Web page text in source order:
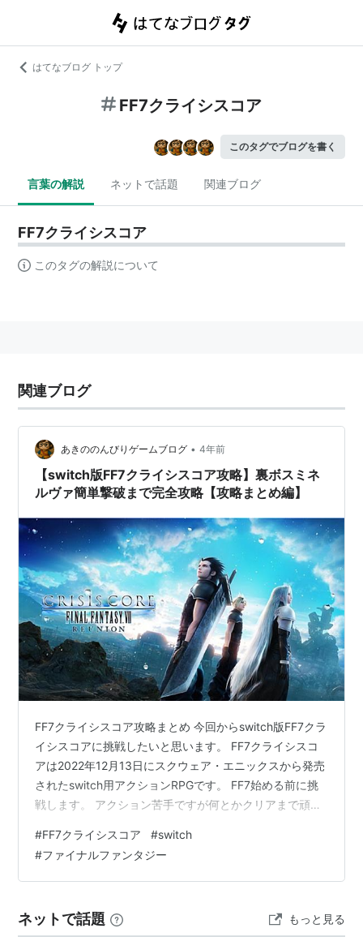
はてなブログ トップ
FF7クライシスコア
このタグでブログを書く
言葉の解説 ネットで話題 関連ブログ
FF7クライシスコア
このタグの解説について
関連ブログ
あきののんびりゲームブログ • 4年前
【switch版FF7クライシスコア攻略】裏ボスミネ
ルヴァ簡単撃破まで完全攻略【攻略まとめ編】
FF7クライシスコア攻略まとめ 今回からswitch版FF7クラ
イシスコアに挑戦したいと思います。 FF7クライシスコ
アは2022年12月13日にスクウェア・エニックスから発売
されたswitch用アクションRPGです。 FF7始める前に挑
戦します。 アクション苦手ですが何とかクリアまで頑張
ミネルヴァをアクション苦手な人でも倒せるやり方を紹
介します。 それではどうぞ(^_^)/ FF7クライシスコア攻略
まとめ 1タンブリン砦編 2バノーラ村編 3伍番魔晄炉編 4
ニブルヘイム編 9ゴン…
#FF7クライシスコア #switch
#ファイナルファンタジー
ネットで話題 もっと見る